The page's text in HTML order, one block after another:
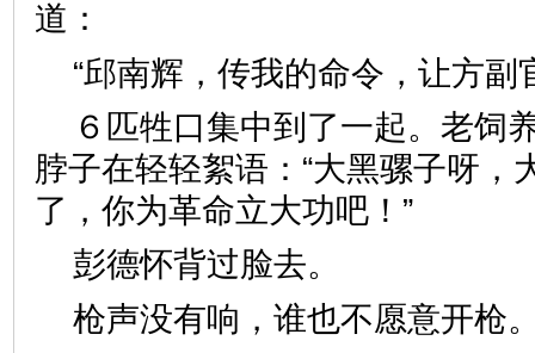
道：
“邱南辉，传我的命令，让方副
６匹牲口集中到了一起。老饲
脖子在轻轻絮语：“大黑骡子呀，
了，你为革命立大功吧！”
彭德怀背过脸去。
枪声没有响，谁也不愿意开枪